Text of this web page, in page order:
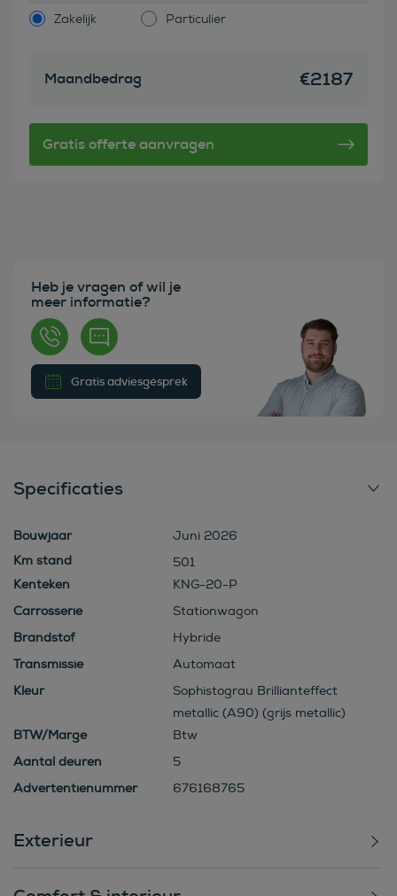
Zakelijk Particulier
Maandbedrag €2187
Heb je vragen of wil je
meer informatie?
Gratis adviesgesprek
Specificaties
Bouwjaar
Juni 2026
501
Kenteken
KNG-20-P
Carrosserie
Stationwagon
Brandstof
Hybride
Transmissie
Automaat
Kleur
Sophistograu Brillianteffect
metallic (A90) (grijs metallic)
BTW/Marge
Btw
Aantal deuren
5
Advertentienummer
676168765
Exterieur